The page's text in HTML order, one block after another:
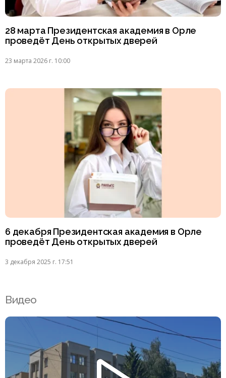
28 марта Президентская академия в Орле
проведёт День открытых дверей
23 марта 2026 г. 10:00
6 декабря Президентская академия в Орле
проведёт День открытых дверей
3 декабря 2025 г. 17:51
Видео